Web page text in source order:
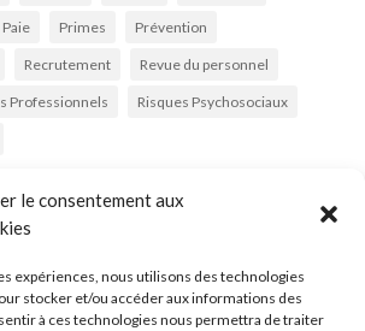
le consentement aux
expériences, nous utilisons des technologies
stocker et/ou accéder aux informations des
à ces technologies nous permettra de traiter
Paie Primes Prévention
Recrutement Revue du personnel
Professionnels Risques Psychosociaux

